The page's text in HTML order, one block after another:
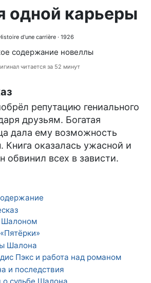
одной карьеры
d'une carrière · 1926
содержание новеллы
читается за 52 минут
репутацию гениального
друзьям. Богатая
дала ему возможность
Книга оказалась ужасной и
обвинил всех в зависти.
Шалоном
Шалона
Пэкс и работа над романом
и последствия